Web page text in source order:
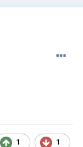
1 1